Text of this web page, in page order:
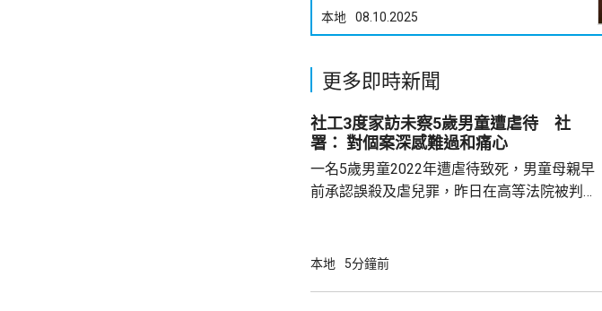
本地 08.10.2025
更多即時新聞
社工3度家訪未察5歲男童遭虐待 社
署： 對個案深感難過和痛心
一名5歲男童2022年遭虐待致死，男童母親早
前承認誤殺及虐兒罪，昨日在高等法院被判監
事主死前三個月，但未能察覺事件。 社署回覆
本地 5分鐘前